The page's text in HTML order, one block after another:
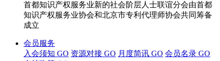
首都知识产权服务业新的社会阶层人士联谊分会由首都
知识产权服务业协会和北京市专利代理师协会共同筹备
成立
会员服务
入会须知 GO 资源对接 GO 月度简讯 GO 会员名录 GO